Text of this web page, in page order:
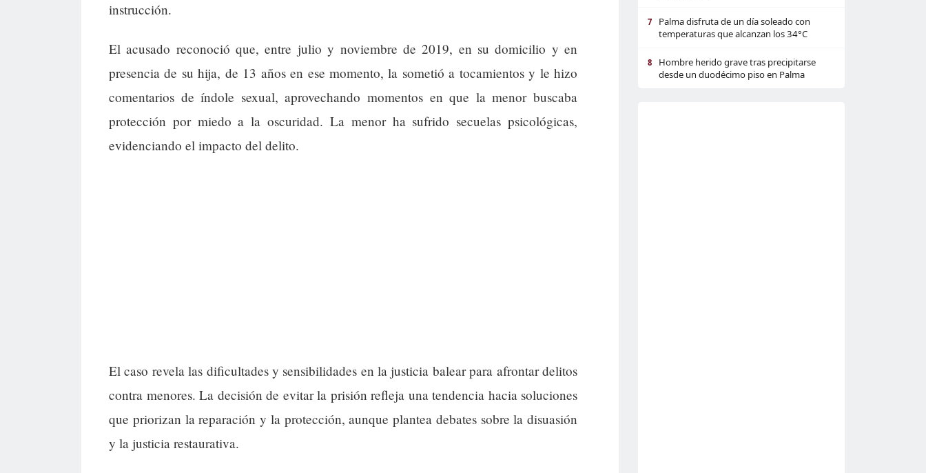
instrucción.
El acusado reconoció que, entre julio y noviembre de 2019, en su domicilio y en
presencia de su hija, de 13 años en ese momento, la sometió a tocamientos y le hizo
comentarios de índole sexual, aprovechando momentos en que la menor buscaba
protección por miedo a la oscuridad. La menor ha sufrido secuelas psicológicas,
evidenciando el impacto del delito.
El caso revela las dificultades y sensibilidades en la justicia balear para afrontar delitos
contra menores. La decisión de evitar la prisión refleja una tendencia hacia soluciones
que priorizan la reparación y la protección, aunque plantea debates sobre la disuasión
y la justicia restaurativa.
7
Palma disfruta de un día soleado con
temperaturas que alcanzan los 34°C
8
Hombre herido grave tras precipitarse
desde un duodécimo piso en Palma